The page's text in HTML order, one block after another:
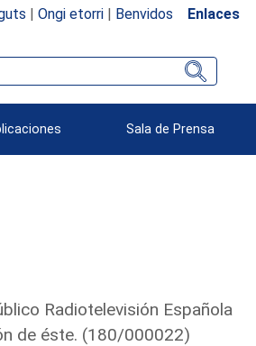
| Ongi etorri| Benvidos Enlaces
Sala de Prensa
Radiotelevisión Española
de éste. (180/000022)